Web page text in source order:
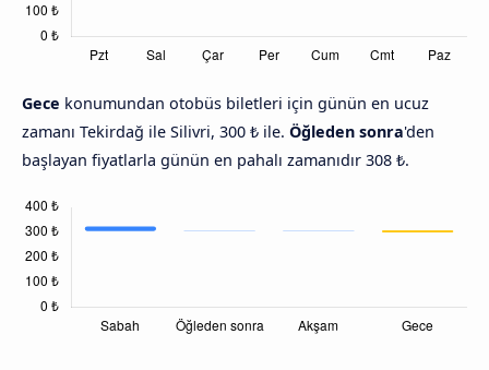
Gece konumundan otobüs biletleri için günün en ucuz
zamanı Tekirdağ ile Silivri, 300 ₺ ile. Öğleden sonra'den
başlayan fiyatlarla günün en pahalı zamanıdır 308 ₺.